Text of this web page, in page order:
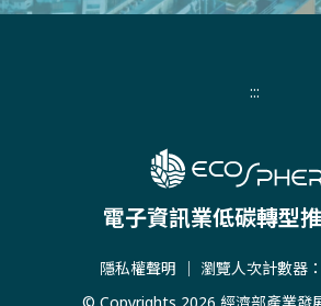
:::
電子資訊業低碳轉型
隱私權聲明 ｜ 瀏覽人次計數器：